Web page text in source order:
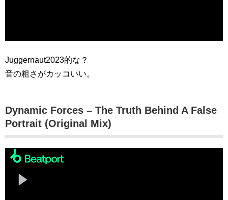
Juggernaut2023的な？
音の粗さがカッコいい。
Dynamic Forces – The Truth Behind A False
Portrait (Original Mix)